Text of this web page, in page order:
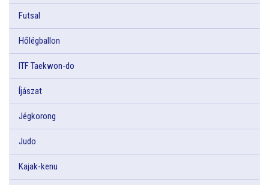
Futsal
Hőlégballon
ITF Taekwon-do
Íjászat
Jégkorong
Judo
Kajak-kenu